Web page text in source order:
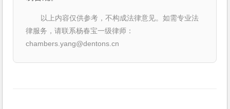
以上内容仅供参考，不构成法律意见。如需专业法
律服务，请联系杨春宝一级律师：
chambers.yang@dentons.cn